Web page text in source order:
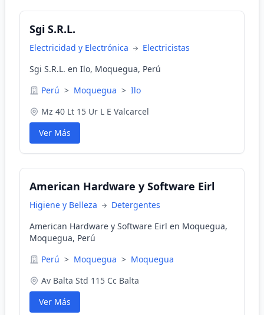
Sgi S.R.L.
Electricidad y Electrónica
Electricistas
Sgi S.R.L. en Ilo, Moquegua, Perú
Perú > Moquegua > Ilo
Mz 40 Lt 15 Ur L E Valcarcel
Ver Más
American Hardware y Software Eirl
Higiene y Belleza
Detergentes
American Hardware y Software Eirl en Moquegua,
Moquegua, Perú
Perú > Moquegua > Moquegua
Av Balta Std 115 Cc Balta
Ver Más